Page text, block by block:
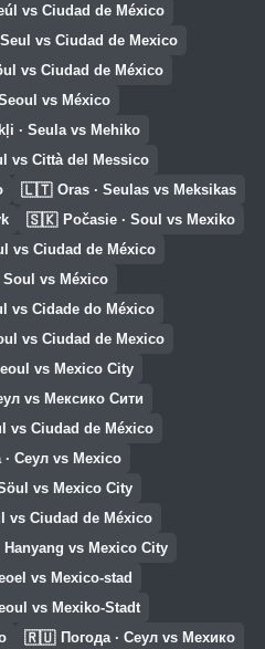
vs Ciudad de México
vs Ciudad de Mexico
vs Ciudad de México
Seoul vs México
· Seula vs Mehiko
vs Città del Messico
🇱🇹 Oras · Seulas vs Meksikas
🇸🇰 Počasie · Soul vs Mexiko
vs Ciudad de México
Soul vs México
vs Cidade do México
vs Ciudad de Mexico
vs Mexico City
vs Мексико Сити
vs Ciudad de México
· Сеул vs Mexico
vs Mexico City
vs Ciudad de México
Hanyang vs Mexico City
vs Mexico-stad
vs Mexiko-Stadt
🇷🇺 Погода · Сеул vs Мехико